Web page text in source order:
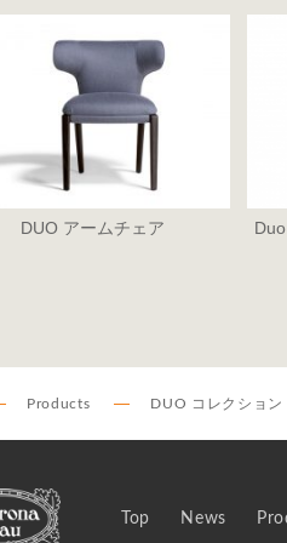
DUO アームチェア
Products DUO コレクション
Top News